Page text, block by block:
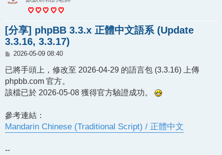
[分享] phpBB 3.3.x 正體中文語系 (Update
3.3.16, 3.3.17)
文
2026-05-09 08:40
已將手頭上，修改至 2026-04-29 的語言包 (3.3.16) 上傳
phpbb.com 官方。
該檔已於 2026-05-08 獲得官方驗證成功。
參考連結：
Mandarin Chinese (Traditional Script) / 正體中文
--